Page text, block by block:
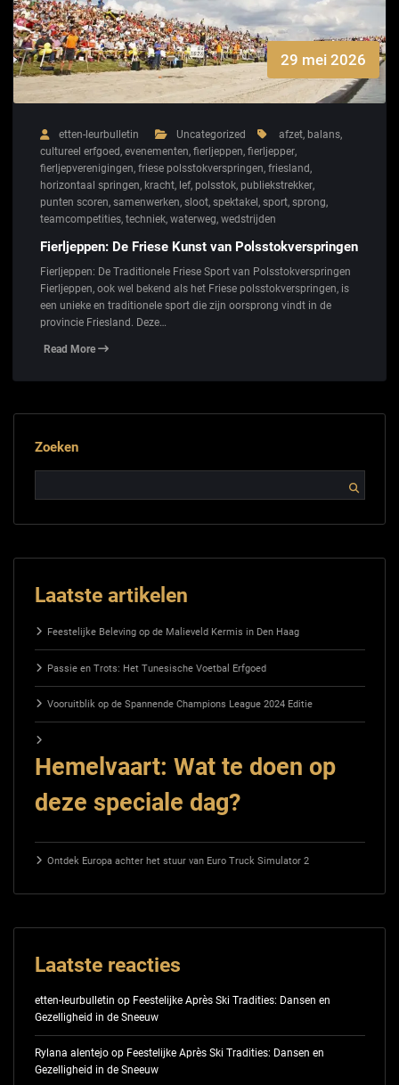
29 mei 2026
etten-leurbulletin Uncategorized afzet, balans,
cultureel erfgoed, evenementen, fierljeppen, fierljepper,
fierljepverenigingen, friese polsstokverspringen, friesland,
horizontaal springen, kracht, lef, polsstok, publiekstrekker,
punten scoren, samenwerken, sloot, spektakel, sport, sprong,
teamcompetities, techniek, waterweg, wedstrijden
Fierljeppen: De Friese Kunst van Polsstokverspringen
Fierljeppen: De Traditionele Friese Sport van Polsstokverspringen
Fierljeppen, ook wel bekend als het Friese polsstokverspringen, is
een unieke en traditionele sport die zijn oorsprong vindt in de
provincie Friesland. Deze…
Read More
Zoeken
Laatste artikelen
Feestelijke Beleving op de Malieveld Kermis in Den Haag
Passie en Trots: Het Tunesische Voetbal Erfgoed
Vooruitblik op de Spannende Champions League 2024 Editie
Hemelvaart: Wat te doen op
deze speciale dag?
Ontdek Europa achter het stuur van Euro Truck Simulator 2
Laatste reacties
etten-leurbulletin op Feestelijke Après Ski Tradities: Dansen en
Gezelligheid in de Sneeuw
Rylana alentejoop Feestelijke Après Ski Tradities: Dansen en
Gezelligheid in de Sneeuw